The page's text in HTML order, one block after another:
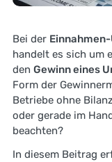
Bei der
handelt es sich um
den Gewinn eines
Form der
Betriebe ohne
oder gerade im
beachten?
In diesem Beitrag